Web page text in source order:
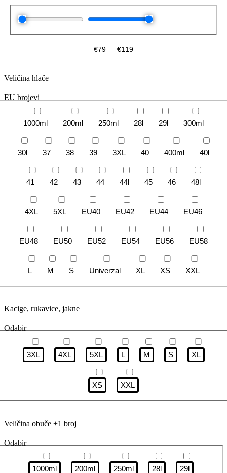
€79 — €119
Veličina hlače
EU brojevi
1000ml 200ml 250ml 28l 29l 300ml
30l 37 38 39 3XL 40 400ml 40l
41 42 43 44 44l 45 46 48l
4XL 5XL EU40 EU42 EU44 EU46
EU48 EU50 EU52 EU54 EU56 EU58
L M S Univerzal XL XS XXL
Kacige, rukavice, jakne
Odabir
3XL 4XL 5XL L M S XL
XS XXL
Veličina obuče +1 broj
Odabir
1000ml 200ml 250ml 28l 29l